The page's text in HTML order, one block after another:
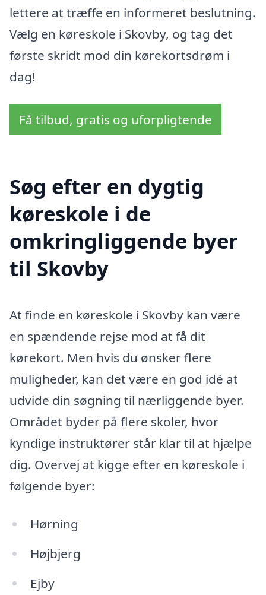
lettere at træffe en informeret beslutning.
Vælg en køreskole i Skovby, og tag det
første skridt mod din kørekortsdrøm i
dag!
Få tilbud, gratis og uforpligtende
Søg efter en dygtig
køreskole i de
omkringliggende byer
til Skovby
At finde en køreskole i Skovby kan være
en spændende rejse mod at få dit
kørekort. Men hvis du ønsker flere
muligheder, kan det være en god idé at
udvide din søgning til nærliggende byer.
Området byder på flere skoler, hvor
kyndige instruktører står klar til at hjælpe
dig. Overvej at kigge efter en køreskole i
følgende byer:
Hørning
Højbjerg
Ejby